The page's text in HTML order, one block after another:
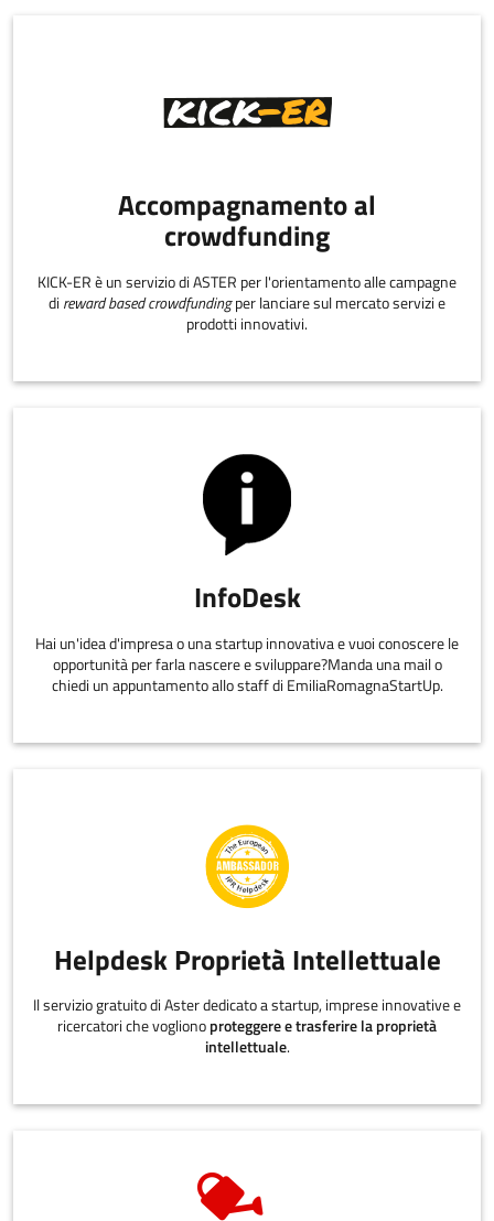
Accompagnamento al
crowdfunding
KICK-ER è un servizio di ASTER per l'orientamento alle campagne
di reward based crowdfundingper lanciare sul mercato servizi e
prodotti innovativi.
InfoDesk
Hai un'idea d'impresa o una startup innovativa e vuoi conoscere le
opportunità per farla nascere e sviluppare?Manda una mail o
chiedi un appuntamento allo staff di EmiliaRomagnaStartUp.
Helpdesk Proprietà Intellettuale
Il servizio gratuito di Aster dedicato a startup, imprese innovative e
ricercatori che voglionoproteggere e trasferire la proprietà
intellettuale.